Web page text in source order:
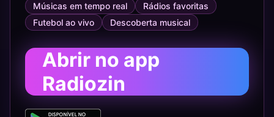
Músicas em tempo real
Rádios favoritas
Futebol ao vivo
Descoberta musical
Abrir no app
Radiozin